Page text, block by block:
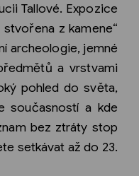
Tallové. Expozice
z kamene“
archeologie, jemné
a vrstvami
pohled do světa,
současností a kde
bez ztráty stop
setkávat až do 23.